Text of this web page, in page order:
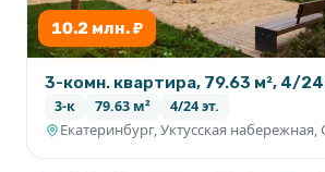
10.2 млн. ₽
3-комн. квартира, 79.63 м², 4/
3-к 79.63 м² 4/24 эт.